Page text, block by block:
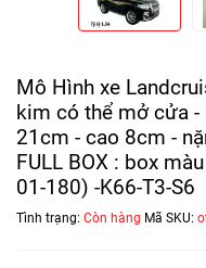
Mô Hình xe
kim có thể mở cửa -
21cm - cao 8cm -
FULL BOX : box
01-180) -K66-T3-S6
Tình trạng: Còn hàng Mã SKU: